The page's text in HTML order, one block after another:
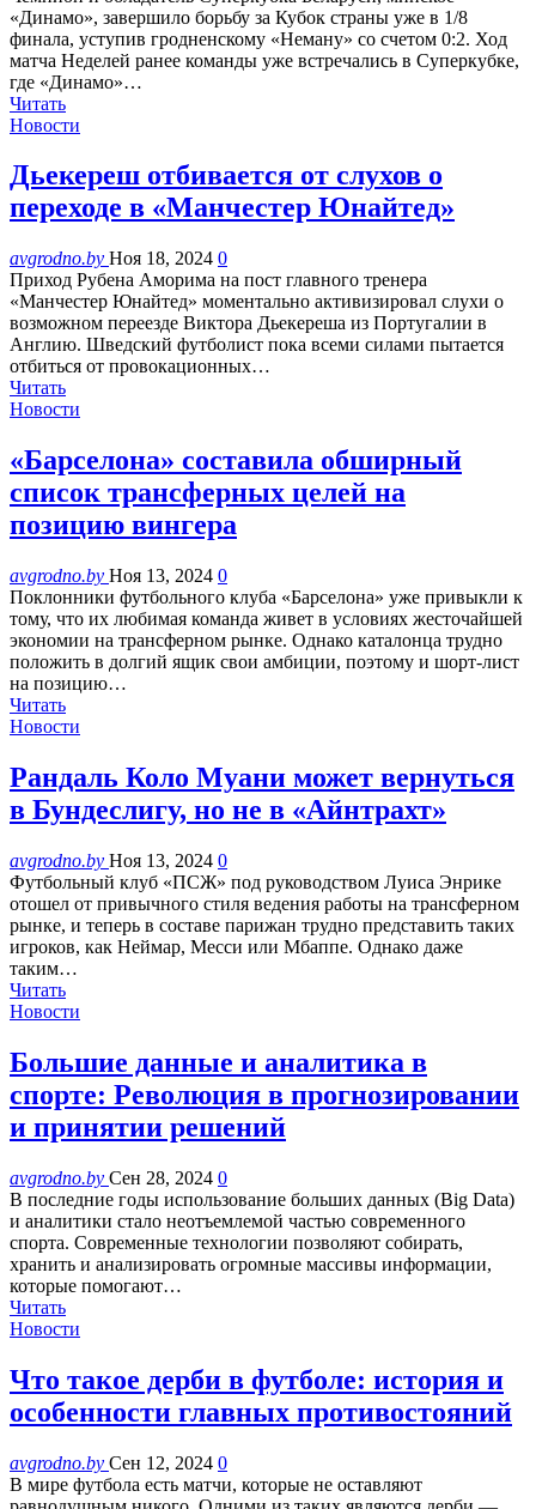
«Динамо», завершило борьбу за Кубок страны уже в 1/8
финала, уступив гродненскому «Неману» со счетом 0:2. Ход
матча Неделей ранее команды уже встречались в Суперкубке,
где «Динамо»…
Читать
Новости
Дьекереш отбивается от слухов о
переходе в «Манчестер Юнайтед»
avgrodno.by Ноя 18, 2024 0
Приход Рубена Аморима на пост главного тренера
«Манчестер Юнайтед» моментально активизировал слухи о
возможном переезде Виктора Дьекереша из Португалии в
Англию. Шведский футболист пока всеми силами пытается
отбиться от провокационных…
Читать
Новости
«Барселона» составила обширный
список трансферных целей на
позицию вингера
avgrodno.by Ноя 13, 2024 0
Поклонники футбольного клуба «Барселона» уже привыкли к
тому, что их любимая команда живет в условиях жесточайшей
экономии на трансферном рынке. Однако каталонца трудно
положить в долгий ящик свои амбиции, поэтому и шорт-лист
на позицию…
Читать
Новости
Рандаль Коло Муани может вернуться
в Бундеслигу, но не в «Айнтрахт»
avgrodno.by Ноя 13, 2024 0
Футбольный клуб «ПСЖ» под руководством Луиса Энрике
отошел от привычного стиля ведения работы на трансферном
рынке, и теперь в составе парижан трудно представить таких
игроков, как Неймар, Месси или Мбаппе. Однако даже
таким…
Читать
Новости
Большие данные и аналитика в
спорте: Революция в прогнозировании
и принятии решений
avgrodno.by Сен 28, 2024 0
В последние годы использование больших данных (Big Data)
и аналитики стало неотъемлемой частью современного
спорта. Современные технологии позволяют собирать,
хранить и анализировать огромные массивы информации,
которые помогают…
Читать
Новости
Что такое дерби в футболе: история и
особенности главных противостояний
avgrodno.by Сен 12, 2024 0
В мире футбола есть матчи, которые не оставляют